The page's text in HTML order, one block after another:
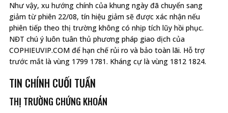
Như vậy, xu hướng chính của khung ngày đã chuyển sang
giảm từ phiên 22/08, tín hiệu giảm sẽ được xác nhận nếu
phiên tiếp theo thị trường không có nhịp tích lũy hồi phục.
NĐT chú ý luôn tuân thủ phương pháp giao dịch của
COPHIEUVIP.COM để hạn chế rủi ro và bảo toàn lãi. Hỗ trợ
trước mắt là vùng 1799 1781. Kháng cự là vùng 1812 1824.
TIN CHÍNH CUỐI TUẦN
THỊ TRƯỜNG CHỨNG KHOÁN